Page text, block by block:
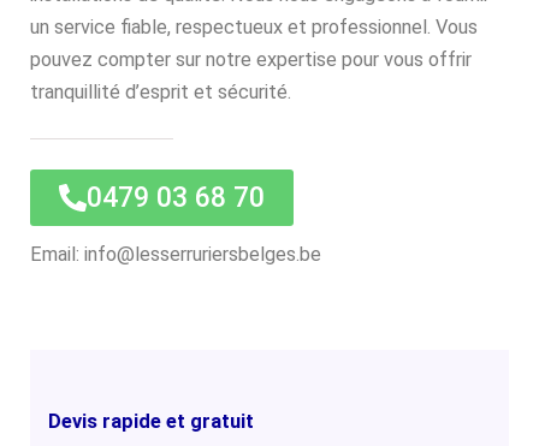
un service fiable, respectueux et professionnel. Vous
pouvez compter sur notre expertise pour vous offrir
tranquillité d’esprit et sécurité.
0479 03 68 70
Email: info@lesserruriersbelges.be
Devis rapide et gratuit